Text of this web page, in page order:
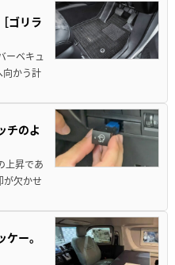
ゴリラ
ーベキュ
向かう計
チのよ
上昇であ
が欠かせ
ー。